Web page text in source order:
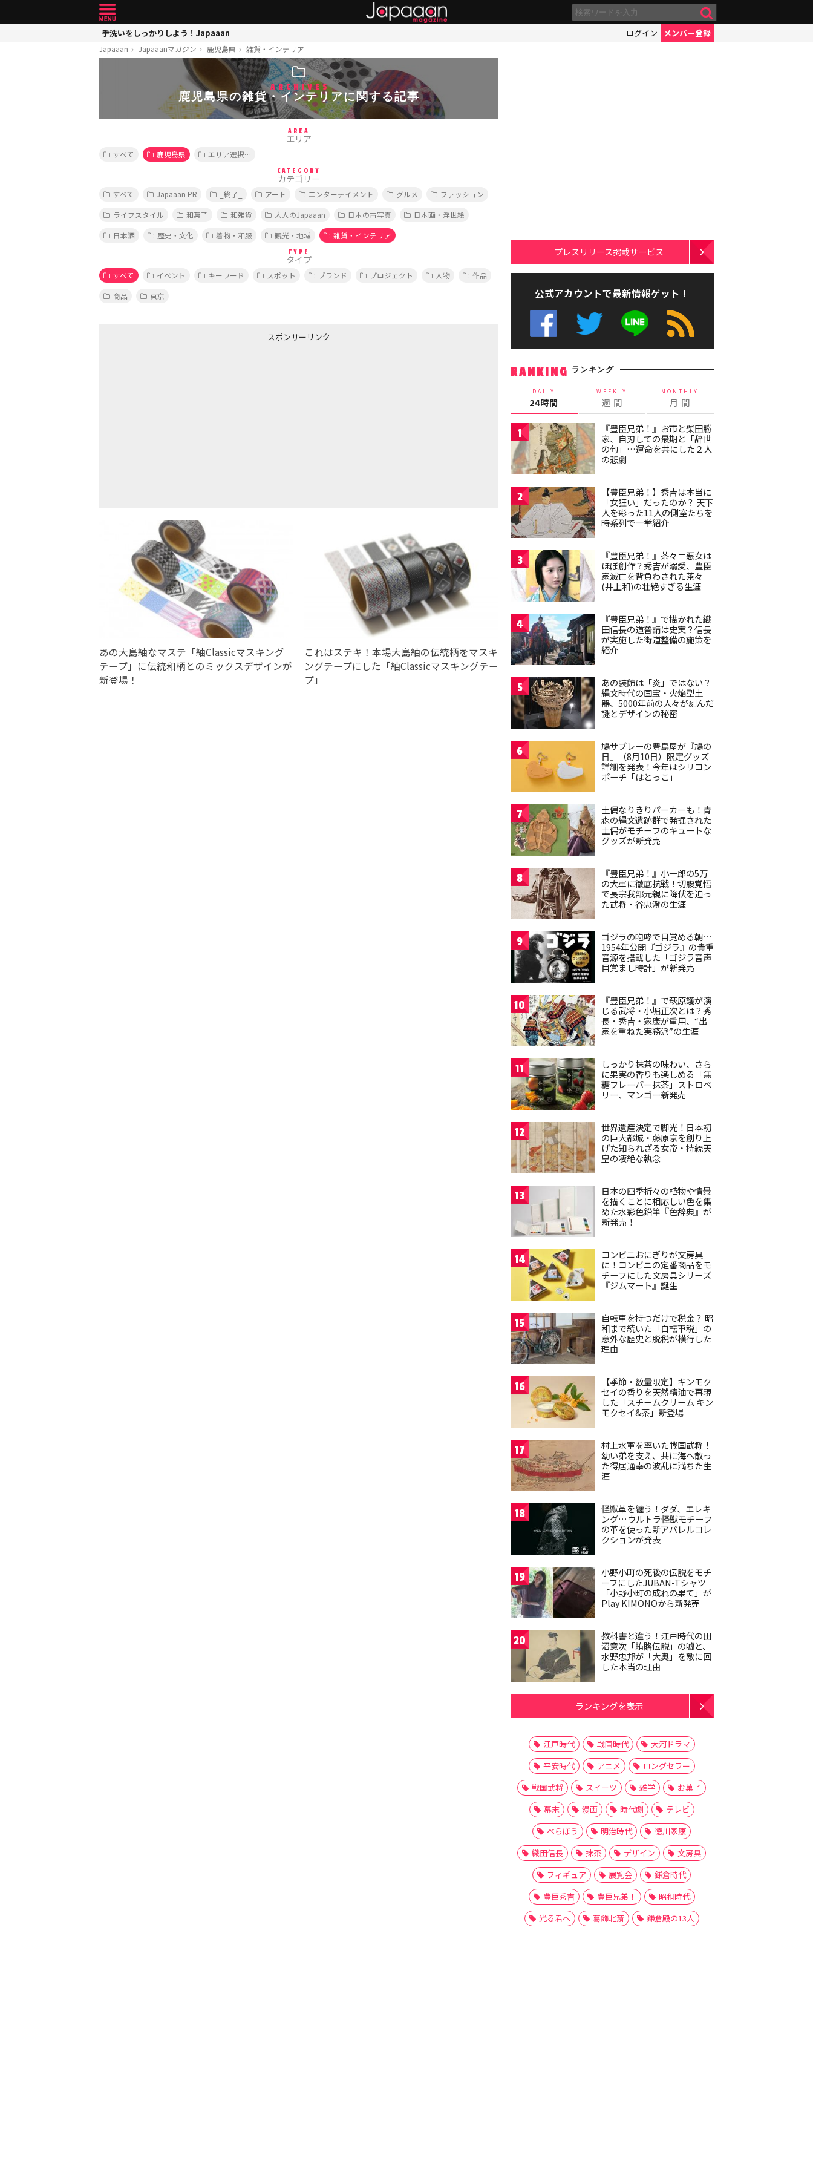
手洗いをしっかりしよう！Japaaan ログイン メンバー登録
Japaaan Japaaanマガジン 鹿児島県 雑貨・インテリア
ARCHIVES
鹿児島県の雑貨・インテリアに関する記事
AREA
エリア
すべて 鹿児島県 エリア選択…
CATEGORY
カテゴリー
すべて Japaaan PR _終了_ アート エンターテイメント グルメ
ファッション
ライフスタイル
和菓子 和雑貨 大人のJapaaan 日本の古写真
日本画・浮世絵
日本酒
歴史・文化 着物・和服 観光・地域 雑貨・インテリア
TYPE
タイプ
すべて イベント キーワード スポット ブランド プロジェクト 人物
作品
商品
東京
スポンサーリンク
あの大島紬なマステ「紬Classicマスキング
テープ」に伝統和柄とのミックスデザインが
新登場！
これはステキ！本場大島紬の伝統柄をマスキ
ングテープにした「紬Classicマスキングテー
プ」
プレスリリース掲載サービス
公式アカウントで最新情報ゲット！
RANKING ランキング
DAILY
24時間
WEEKLY
週 間
MONTHLY
月 間
1
『豊臣兄弟！』お市と柴田勝
家、自刃しての最期と「辞世
の句」…運命を共にした２人
の悲劇
2
【豊臣兄弟！】秀吉は本当に
「女狂い」だったのか？ 天下
人を彩った11人の側室たちを
時系列で一挙紹介
3
『豊臣兄弟！』茶々＝悪女は
ほぼ創作？秀吉が溺愛、豊臣
家滅亡を背負わされた茶々
(井上和)の壮絶すぎる生涯
4
『豊臣兄弟！』で描かれた織
田信長の道普請は史実？信長
が実施した街道整備の施策を
紹介
5
あの装飾は「炎」ではない？
縄文時代の国宝・火焔型土
器、5000年前の人々が刻んだ
謎とデザインの秘密
6
鳩サブレーの豊島屋が『鳩の
日』（8月10日）限定グッズ
詳細を発表！今年はシリコン
ポーチ「はとっこ」
7
土偶なりきりパーカーも！青
森の縄文遺跡群で発掘された
土偶がモチーフのキュートな
グッズが新発売
8
『豊臣兄弟！』小一郎の5万
の大軍に徹底抗戦！切腹覚悟
で長宗我部元親に降伏を迫っ
た武将・谷忠澄の生涯
9
ゴジラの咆哮で目覚める朝…
1954年公開『ゴジラ』の貴重
音源を搭載した「ゴジラ音声
目覚まし時計」が新発売
10
『豊臣兄弟！』で萩原護が演
じる武将・小堀正次とは？秀
長・秀吉・家康が重用、“出
家を重ねた実務派”の生涯
11
しっかり抹茶の味わい、さら
に果実の香りも楽しめる「無
糖フレーバー抹茶」ストロベ
リー、マンゴー新発売
12
世界遺産決定で脚光！日本初
の巨大都城・藤原京を創り上
げた知られざる女帝・持統天
皇の凄絶な執念
13
日本の四季折々の植物や情景
を描くことに相応しい色を集
めた水彩色鉛筆『色辞典』が
新発売！
14
コンビニおにぎりが文房具
に！コンビニの定番商品をモ
チーフにした文房具シリーズ
『ジムマート』誕生
15
自転車を持つだけで税金？ 昭
和まで続いた「自転車税」の
意外な歴史と脱税が横行した
理由
16
【季節・数量限定】キンモク
セイの香りを天然精油で再現
した「スチームクリーム キン
モクセイ&茶」新登場
17
村上水軍を率いた戦国武将！
幼い弟を支え、共に海へ散っ
た得居通幸の波乱に満ちた生
涯
18
怪獣革を纏う！ダダ、エレキ
ング…ウルトラ怪獣モチーフ
の革を使った新アパレルコレ
クションが発表
19
小野小町の死後の伝説をモチ
ーフにしたJUBAN-Tシャツ
「小野小町の成れの果て」が
Play KIMONOから新発売
20
教科書と違う！江戸時代の田
沼意次「賄賂伝説」の嘘と、
水野忠邦が「大奥」を敵に回
した本当の理由
ランキングを表示
江戸時代 戦国時代
大河ドラマ
平安時代
アニメ
ロングセラー
戦国武将
スイーツ 雑学
お菓子
幕末
漫画 時代劇
テレビ
べらぼう
明治時代
徳川家康
織田信長
抹茶 デザイン
文房具
フィギュア
展覧会
鎌倉時代
豊臣秀吉
豊臣兄弟！
昭和時代
光る君へ
葛飾北斎 鎌倉殿の13人